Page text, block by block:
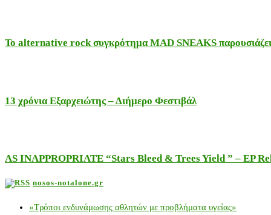
Το alternative rock συγκρότημα MAD SNEAKS
13 χρόνια Εξαρχειώτης – Διήμερο Φεστιβάλ
AS INAPPROPRIATE “Stars Bleed & Trees Yield ” – EP
nosos-notalone.gr
«Τρόποι ενδυνάμωσης αθλητών με προβλήματα υγείας»